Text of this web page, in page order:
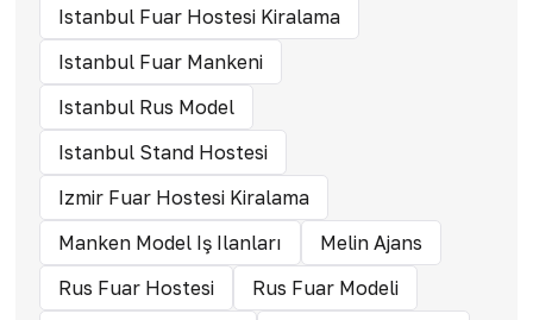
Istanbul Fuar Hostesi Kiralama
Istanbul Fuar Mankeni
Istanbul Rus Model
Istanbul Stand Hostesi
Izmir Fuar Hostesi Kiralama
Manken Model Iş Ilanları
Melin Ajans
Rus Fuar Hostesi
Rus Fuar Modeli